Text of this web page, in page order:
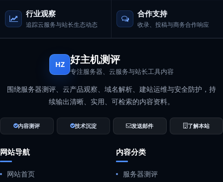
行业观察
追踪云服务与站长生态动态
合作支持
收录、投稿与商务合作响应
HZ 好主机测评
专注服务器、云服务与站长工具内容
围绕服务器测评、云产品观察、域名解析、建站运维与安全防护，持
续输出清晰、实用、可检索的内容资料。
内容测评 技术沉淀 发送邮件 了解本站
网站导航
网站首页
内容分类
服务器测评